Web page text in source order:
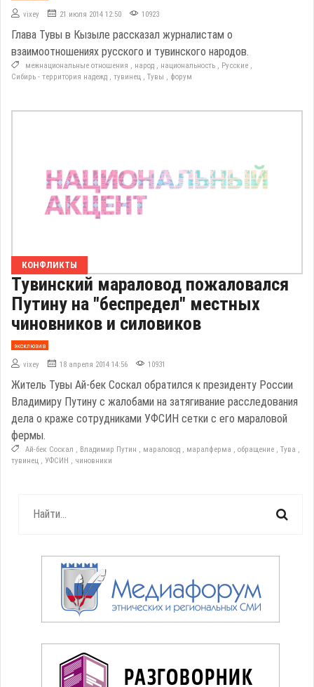
vixey 21 июля 2014 12:50 10923
Глава Тувы в Кызыле рассказал журналистам о
взаимоотношениях русского и тувинского народов.
межнациональные отношения , народ , национальность , Русские ,
Сибирь - территория надежд , тувинец , Тувы , форум
КОНФЛИКТЫ
Тувинский мараловод пожаловался
Путину на "беспредел" местных
чиновников и силовиков
эксклюзив
vixey 18 апреля 2014 14:56 10931
Житель Тувы Ай-бек Соскал обратился к президенту России
Владимиру Путину с жалобами на затягивание расследования
дела о краже сотрудниками УФСИН сетки с его мараловой
фермы.
Ай-бек Соскал , Владимир Путин , мараловод , маралферма , обращение , Тува ,
тувинец , УФСИН , чиновники